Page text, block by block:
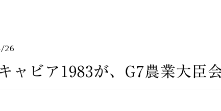
26
ャビア1983が、G7農業大臣